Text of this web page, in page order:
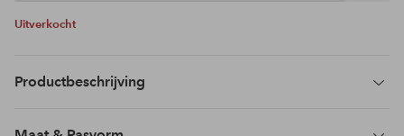
Uitverkocht
Productbeschrijving